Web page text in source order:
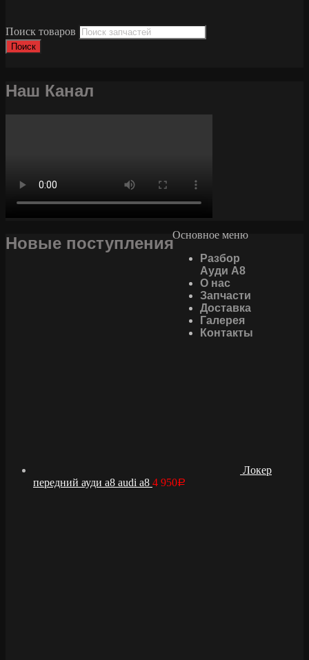
Основное меню
Разбор
Ауди А8
О нас
Запчасти
Доставка
Галерея
Контакты
Поиск товаров
Поиск
Наш Канал
Новые поступления
Локер
передний ауди а8 audi a8 4 950Р